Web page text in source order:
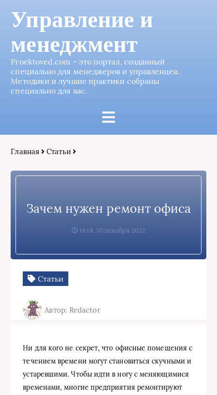
Управление и
менеджмент
Proektoved.com – это портал, созданный
специально для менеджеров и управленцев.
Методики и лучшие практики собраны
специально для вас.
Главная Статьи
Зачем нужен ремонт офиса
14:18, 30 декабря 2022
Статьи
Автор: Redactor
Ни для кого не секрет, что офисные помещения с
течением времени могут становиться скучными и
устаревшими. Чтобы идти в ногу с меняющимися
временами, многие предприятия ремонтируют